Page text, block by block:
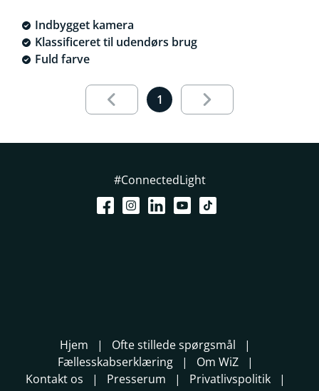
Indbygget kamera
Klassificeret til udendørs brug
Fuld farve
Results page 1 out of 1 loaded
1
#ConnectedLight
Hjem
Ofte stillede spørgsmål
Fællesskabserklæring
Om WiZ
Kontakt os
Presserum
Privatlivspolitik